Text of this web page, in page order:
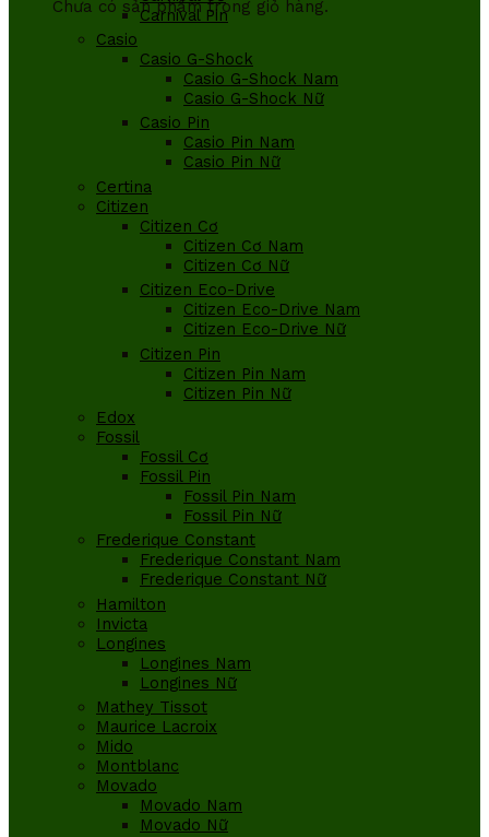
Chưa có sản phẩm trong giỏ hàng.
Carnival Pin
Casio
Casio G-Shock
Casio G-Shock Nam
Casio G-Shock Nữ
Casio Pin
Casio Pin Nam
Casio Pin Nữ
Certina
Citizen
Citizen Cơ
Citizen Cơ Nam
Citizen Cơ Nữ
Citizen Eco-Drive
Citizen Eco-Drive Nam
Citizen Eco-Drive Nữ
Citizen Pin
Citizen Pin Nam
Citizen Pin Nữ
Edox
Fossil
Fossil Cơ
Fossil Pin
Fossil Pin Nam
Fossil Pin Nữ
Frederique Constant
Frederique Constant Nam
Frederique Constant Nữ
Hamilton
Invicta
Longines
Longines Nam
Longines Nữ
Mathey Tissot
Maurice Lacroix
Mido
Montblanc
Movado
Movado Nam
Movado Nữ